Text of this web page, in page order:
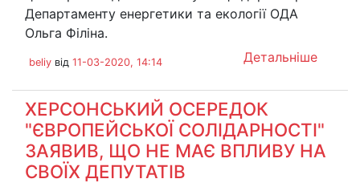
Департаменту енергетики та екології ОДА
Ольга Філіна.
Детальніше
beliy від 11-03-2020, 14:14
ХЕРСОНСЬКИЙ ОСЕРЕДОК
"ЄВРОПЕЙСЬКОЇ СОЛІДАРНОСТІ"
ЗАЯВИВ, ЩО НЕ МАЄ ВПЛИВУ НА
СВОЇХ ДЕПУТАТІВ